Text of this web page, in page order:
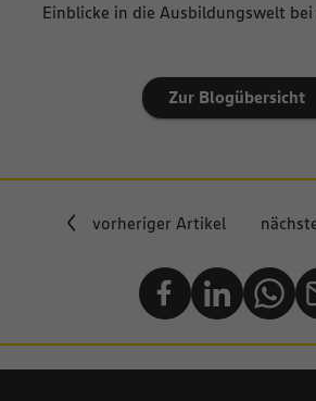
Einblicke in die Ausbildungswelt bei
Zur Blogübersicht
vorheriger Artikel